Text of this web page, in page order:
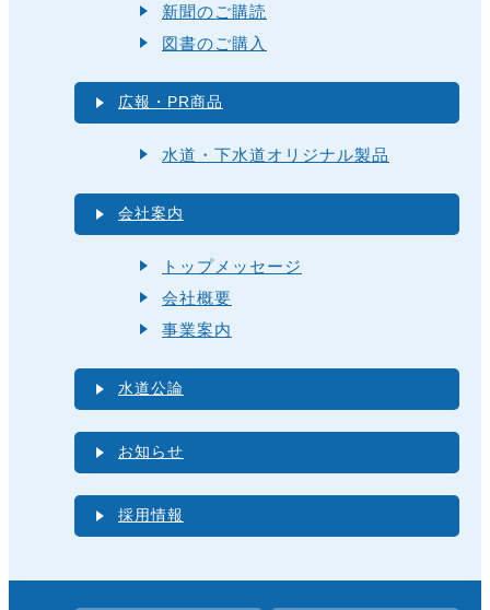
新聞のご購読
図書のご購入
広報・PR商品
水道・下水道オリジナル製品
会社案内
トップメッセージ
会社概要
事業案内
水道公論
お知らせ
採用情報